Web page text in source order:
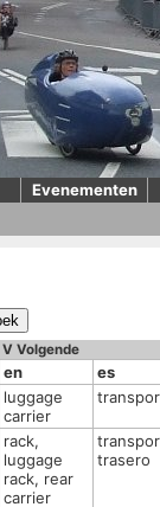
Evenementen
V Volgende
en
es
luggage
carrier
rack,
luggage
rack, rear
carrier
trasero